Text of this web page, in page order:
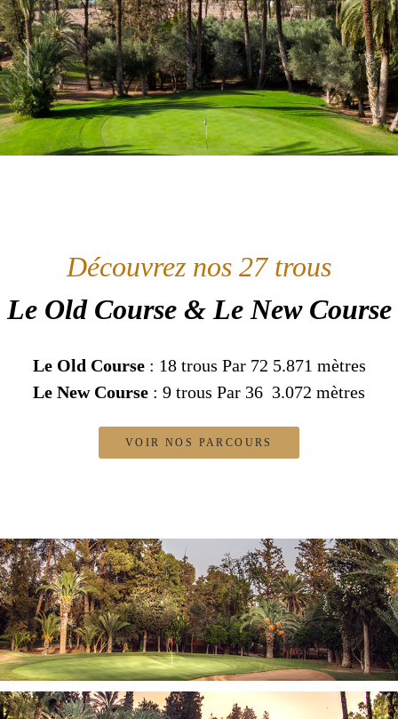
Découvrez nos 27 trous
Le Old Course & Le New Course
Le Old Course: 18 trous Par 72 5.871 mètres
Le New Course : 9 trous Par 36 3.072 mètres
VOIR NOS PARCOURS